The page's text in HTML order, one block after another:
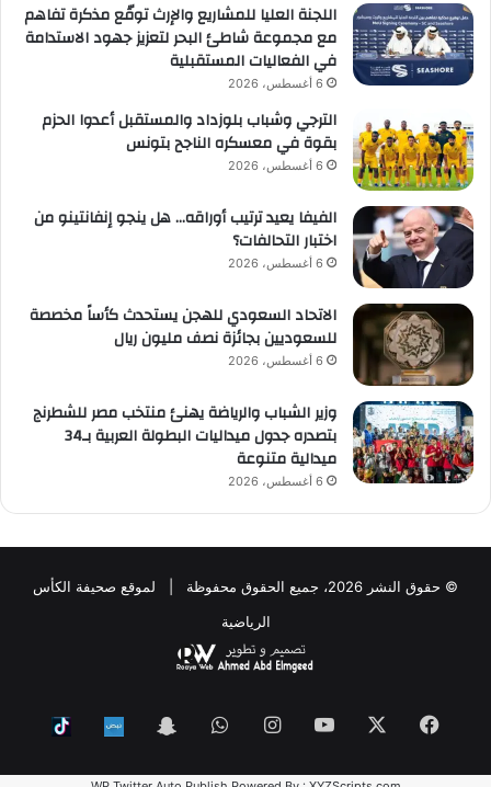
اللجنة العليا للمشاريع والإرث توقّع مذكرة تفاهم
مع مجموعة شاطئ البحر لتعزيز جهود الاستدامة
في الفعاليات المستقبلية
6 أغسطس، 2026
الترجي وشباب بلوزداد والمستقبل أعدوا الحزم
بقوة في معسكره الناجح بتونس
6 أغسطس، 2026
الفيفا يعيد ترتيب أوراقه… هل ينجو إنفانتينو من
اختبار التحالفات؟
6 أغسطس، 2026
الاتحاد السعودي للهجن يستحدث كأساً مخصصة
للسعوديين بجائزة نصف مليون ريال
6 أغسطس، 2026
وزير الشباب والرياضة يهنئ منتخب مصر للشطرنج
بتصدره جدول ميداليات البطولة العربية بـ34
ميدالية متنوعة
6 أغسطس، 2026
© حقوق النشر 2026، جميع الحقوق محفوظة | لموقع صحيفة الكأس
الرياضية
فيسبوك ‫YouTubeانستقرامواتساب Snapchat
Nabd